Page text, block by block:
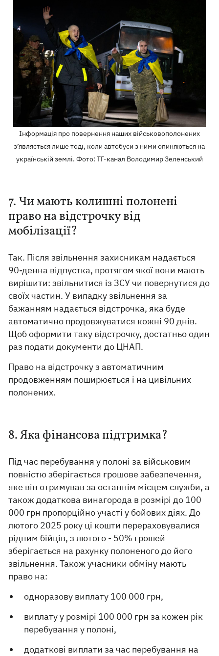
Інформація про повернення наших військовополонених
з’являється лише тоді, коли автобуси з ними опиняються на
українській землі. Фото: ТГ-канал Володимир Зеленський
7. Чи мають колишні полонені
право на відстрочку від
мобілізації?
Так. Після звільнення захисникам надається
90-денна відпустка, протягом якої вони мають
вирішити: звільнитися із ЗСУ чи повернутися до
своїх частин. У випадку звільнення за
бажанням надається відстрочка, яка буде
автоматично продовжуватися кожні 90 днів.
Щоб оформити таку відстрочку, достатньо один
раз подати документи до ЦНАП.
Право на відстрочку з автоматичним
продовженням поширюється і на цивільних
полонених.
8. Яка фінансова підтримка?
Під час перебування у полоні за військовим
повністю зберігається грошове забезпечення,
яке він отримував за останнім місцем служби, а
також додаткова винагорода в розмірі до 100
000 грн пропорційно участі у бойових діях. До
лютого 2025 року ці кошти перераховувалися
рідним бійців, з лютого - 50% грошей
зберігається на рахунку полоненого до його
звільнення. Також учасники обміну мають
право на:
одноразову виплату 100 000 грн,
виплату у розмірі 100 000 грн за кожен рік
перебування у полоні,
додаткові виплати за час перебування на